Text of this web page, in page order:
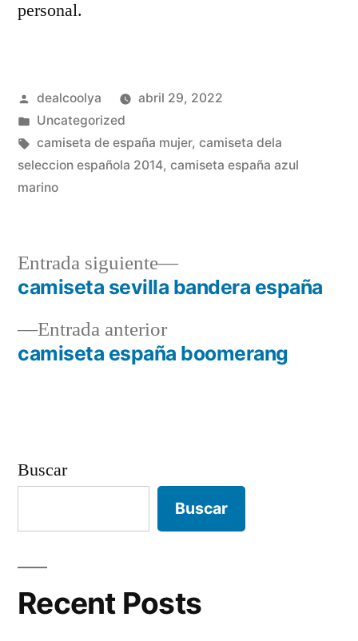
personal.
Publicado
por
dealcoolya
abril 29, 2022
Publicado
en
Uncategorized
Etiquetas:
camiseta de españa mujer, camiseta dela
seleccion española 2014, camiseta españa azul
marino
Navegación
deEntrada anteriorEntrada
anterior:
camiseta españa boomerang
Entrada siguiente
Entrada
siguiente:
camiseta sevilla bandera españa
Buscar
Buscar
Recent Posts